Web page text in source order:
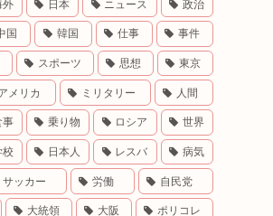
外 日本 ニュース 政治
国 韓国 仕事 事件
スポーツ 思想 東京
メリカ ミリタリー 人間
事 乗り物 ロシア 世界
校 日本人 レスバ 病気
サッカー 労働 自民党
大統領 大阪 ポリコレ